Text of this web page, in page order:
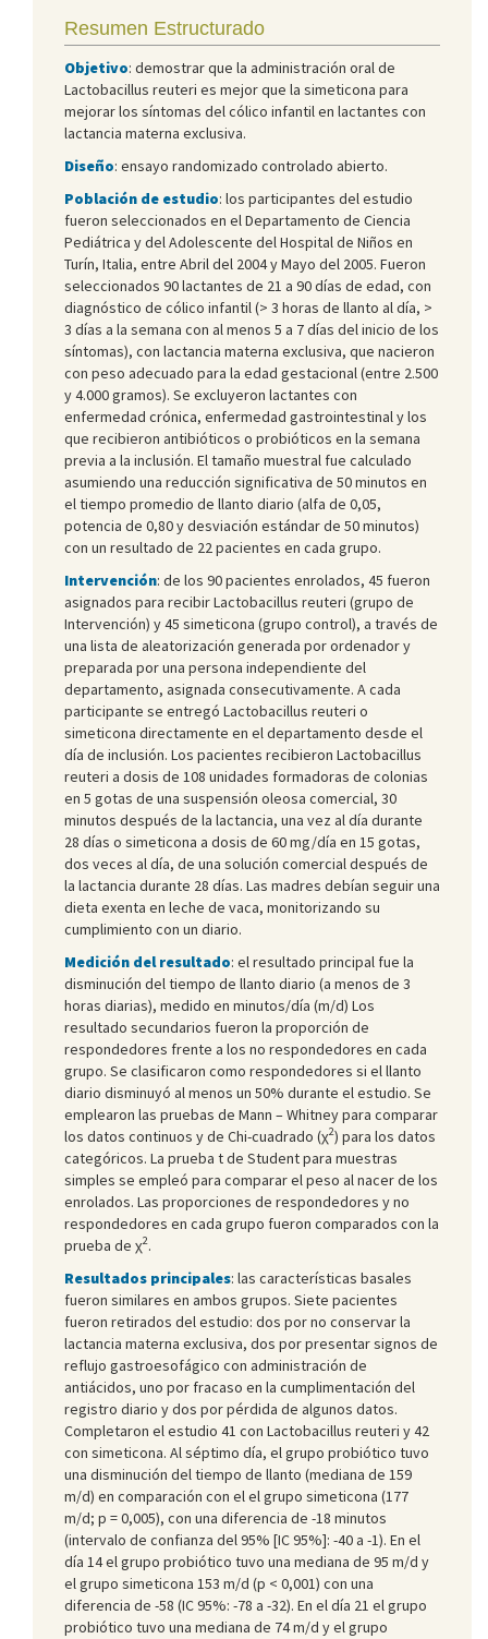
Resumen Estructurado
Objetivo: demostrar que la administración oral de
Lactobacillus reuteri es mejor que la simeticona para
mejorar los síntomas del cólico infantil en lactantes con
lactancia materna exclusiva.
Diseño: ensayo randomizado controlado abierto.
Población de estudio: los participantes del estudio
fueron seleccionados en el Departamento de Ciencia
Pediátrica y del Adolescente del Hospital de Niños en
Turín, Italia, entre Abril del 2004 y Mayo del 2005. Fueron
seleccionados 90 lactantes de 21 a 90 días de edad, con
diagnóstico de cólico infantil (> 3 horas de llanto al día, >
3 días a la semana con al menos 5 a 7 días del inicio de los
síntomas), con lactancia materna exclusiva, que nacieron
con peso adecuado para la edad gestacional (entre 2.500
y 4.000 gramos). Se excluyeron lactantes con
enfermedad crónica, enfermedad gastrointestinal y los
que recibieron antibióticos o probióticos en la semana
previa a la inclusión. El tamaño muestral fue calculado
asumiendo una reducción significativa de 50 minutos en
el tiempo promedio de llanto diario (alfa de 0,05,
potencia de 0,80 y desviación estándar de 50 minutos)
con un resultado de 22 pacientes en cada grupo.
Intervención: de los 90 pacientes enrolados, 45 fueron
asignados para recibir Lactobacillus reuteri (grupo de
Intervención) y 45 simeticona (grupo control), a través de
una lista de aleatorización generada por ordenador y
preparada por una persona independiente del
departamento, asignada consecutivamente. A cada
participante se entregó Lactobacillus reuteri o
simeticona directamente en el departamento desde el
día de inclusión. Los pacientes recibieron Lactobacillus
reuteri a dosis de 108 unidades formadoras de colonias
en 5 gotas de una suspensión oleosa comercial, 30
minutos después de la lactancia, una vez al día durante
28 días o simeticona a dosis de 60 mg/día en 15 gotas,
dos veces al día, de una solución comercial después de
la lactancia durante 28 días. Las madres debían seguir una
dieta exenta en leche de vaca, monitorizando su
cumplimiento con un diario.
Medición del resultado: el resultado principal fue la
disminución del tiempo de llanto diario (a menos de 3
horas diarias), medido en minutos/día (m/d) Los
resultado secundarios fueron la proporción de
respondedores frente a los no respondedores en cada
grupo. Se clasificaron como respondedores si el llanto
diario disminuyó al menos un 50% durante el estudio. Se
emplearon las pruebas de Mann – Whitney para comparar
los datos continuos y de Chi-cuadrado (χ2) para los datos
categóricos. La prueba t de Student para muestras
simples se empleó para comparar el peso al nacer de los
enrolados. Las proporciones de respondedores y no
respondedores en cada grupo fueron comparados con la
prueba de χ2.
Resultados principales: las características basales
fueron similares en ambos grupos. Siete pacientes
fueron retirados del estudio: dos por no conservar la
lactancia materna exclusiva, dos por presentar signos de
reflujo gastroesofágico con administración de
antiácidos, uno por fracaso en la cumplimentación del
registro diario y dos por pérdida de algunos datos.
Completaron el estudio 41 con Lactobacillus reuteri y 42
con simeticona. Al séptimo día, el grupo probiótico tuvo
una disminución del tiempo de llanto (mediana de 159
m/d) en comparación con el el grupo simeticona (177
m/d; p = 0,005), con una diferencia de -18 minutos
(intervalo de confianza del 95% [IC 95%]: -40 a -1). En el
día 14 el grupo probiótico tuvo una mediana de 95 m/d y
el grupo simeticona 153 m/d (p < 0,001) con una
diferencia de -58 (IC 95%: -78 a -32). En el día 21 el grupo
probiótico tuvo una mediana de 74 m/d y el grupo